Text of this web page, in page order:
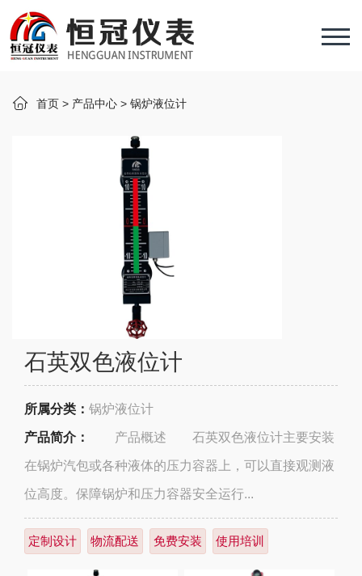
首页 > 产品中心 > 锅炉液位计
石英双色液位计
所属分类： 锅炉液位计
产品简介： 产品概述 石英双色液位计主要安装
在锅炉汽包或各种液体的压力容器上，可以直接观测液
位高度。保障锅炉和压力容器安全运行...
定制设计 物流配送 免费安装 使用培训